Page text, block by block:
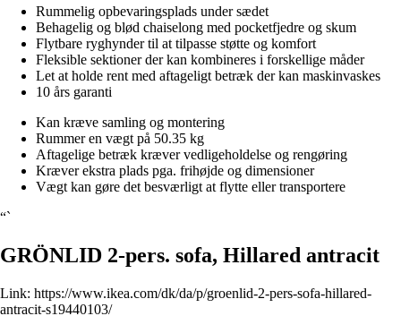
Rummelig opbevaringsplads under sædet
Behagelig og blød chaiselong med pocketfjedre og skum
Flytbare ryghynder til at tilpasse støtte og komfort
Fleksible sektioner der kan kombineres i forskellige måder
Let at holde rent med aftageligt betræk der kan maskinvaskes
10 års garanti
Kan kræve samling og montering
Rummer en vægt på 50.35 kg
Aftagelige betræk kræver vedligeholdelse og rengøring
Kræver ekstra plads pga. frihøjde og dimensioner
Vægt kan gøre det besværligt at flytte eller transportere
“`
GRÖNLID 2-pers. sofa, Hillared antracit
Link: https://www.ikea.com/dk/da/p/groenlid-2-pers-sofa-hillared-
antracit-s19440103/